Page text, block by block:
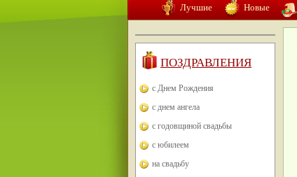
Лучшие Новые
ПОЗДРАВЛЕНИЯ
с Днем Рождения
с днем ангела
с годовщиной свадьбы
с юбилеем
на свадьбу